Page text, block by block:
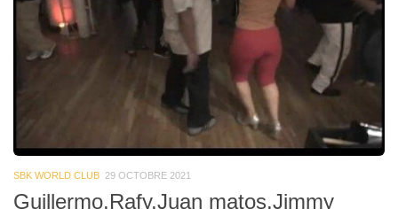
SBK WORLD CLUB 29 OCTOBRE 2021
Guillermo,Rafy,Juan matos,Jimmy